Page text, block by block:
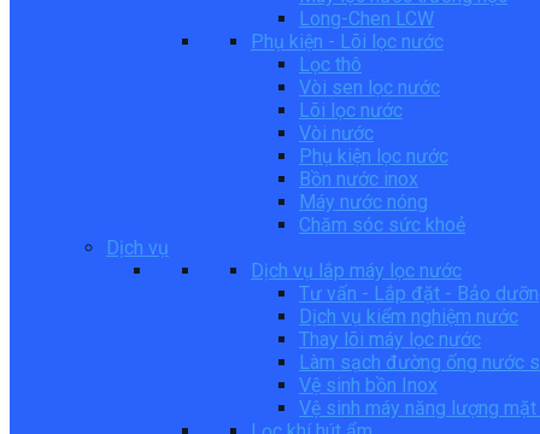
Long-Chen LCW
Phụ kiện - Lõi lọc nước
Lọc thô
Vòi sen lọc nước
Lõi lọc nước
Vòi nước
Phụ kiện lọc nước
Bồn nước inox
Máy nước nóng
Chăm sóc sức khoẻ
Dịch vụ
Dịch vụ lắp máy lọc nước
Tư vấn - Lắp đặt - Bảo
Dịch vụ kiểm nghiệm nước
Thay lõi máy lọc nước
Làm sạch đường ống nước
Vệ sinh bồn Inox
Vệ sinh máy năng lượng